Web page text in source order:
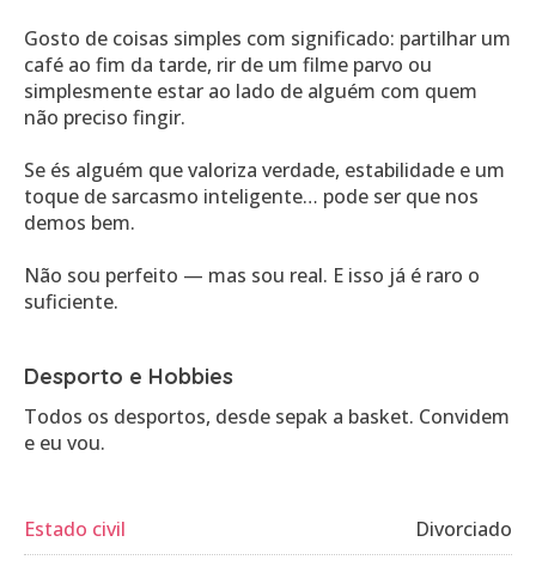
Gosto de coisas simples com significado: partilhar um
café ao fim da tarde, rir de um filme parvo ou
simplesmente estar ao lado de alguém com quem
não preciso fingir.
Se és alguém que valoriza verdade, estabilidade e um
toque de sarcasmo inteligente… pode ser que nos
demos bem.
Não sou perfeito — mas sou real. E isso já é raro o
suficiente.
Desporto e Hobbies
Todos os desportos, desde sepak a basket. Convidem
e eu vou.
Estado civil
Divorciado